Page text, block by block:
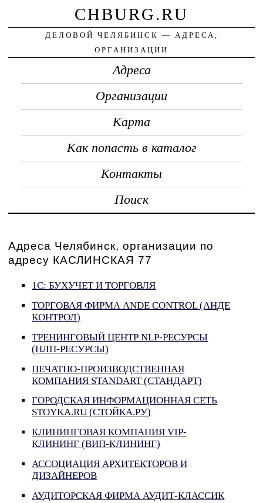
CHBURG.RU
ДЕЛОВОЙ ЧЕЛЯБИНСК — АДРЕСА,
ОРГАНИЗАЦИИ
Адреса
Организации
Карта
Как попасть в каталог
Контакты
Поиск
Адреса Челябинск, организации по
адресу КАСЛИНСКАЯ 77
1С: БУХУЧЕТ И ТОРГОВЛЯ
ТОРГОВАЯ ФИРМА ANDE CONTROL (АНДЕ
КОНТРОЛ)
ТРЕНИНГОВЫЙ ЦЕНТР NLP-РЕСУРСЫ
(НЛП-РЕСУРСЫ)
ПЕЧАТНО-ПРОИЗВОДСТВЕННАЯ
КОМПАНИЯ STANDART (СТАНДАРТ)
ГОРОДСКАЯ ИНФОРМАЦИОННАЯ СЕТЬ
STOYKA.RU (СТОЙКА.РУ)
КЛИНИНГОВАЯ КОМПАНИЯ VIP-
КЛИНИНГ (ВИП-КЛИНИНГ)
АССОЦИАЦИЯ АРХИТЕКТОРОВ И
ДИЗАЙНЕРОВ
АУДИТОРСКАЯ ФИРМА АУДИТ-КЛАССИК